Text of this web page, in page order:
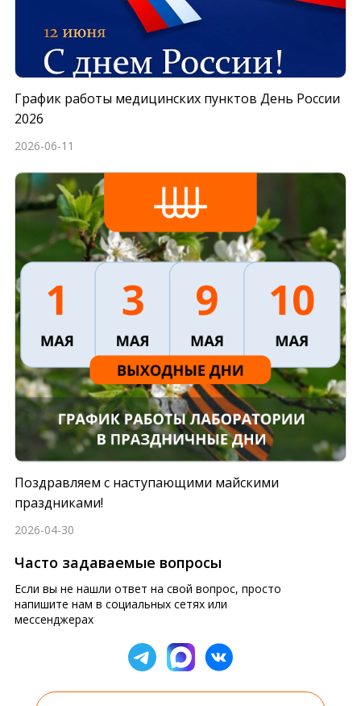
График работы медицинских пунктов День России
2026
2026-06-11
Поздравляем с наступающими майскими
праздниками!
2026-04-30
Часто задаваемые вопросы
Если вы не нашли ответ на свой вопрос, просто
напишите нам в социальных сетях или
мессенджерах